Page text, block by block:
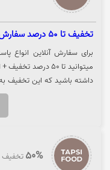
تخفیف تا 50 درصد سفارش غذا از تپسی فود با ارسال رایگان
برای سفارش آنلاین انواع
میتوانید تا 50
داشته باشید که این تخفیف
ممکن است متفاوت باشد.
50% تخفیف